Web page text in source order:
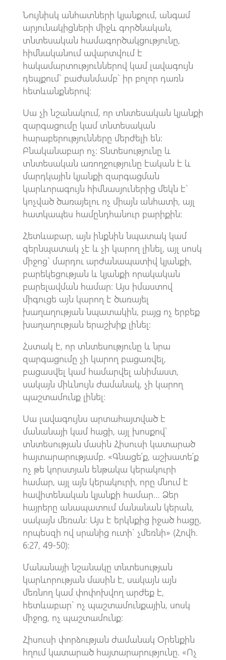
Նույնիսկ անհատների կյանքում, անգամ
արյունակիցների միջև գործնական,
տնտեսական համագործակցությունը,
հիմնականում ավարտվում է
հակամարտություններով կամ լավագույն
դեպքում` բաժանմամբ` իր բոլոր դառն
հետևանքներով:
Սա չի նշանակում, որ տնտեսական կյանքի
զարգացումը կամ տնտեսական
հարաբերությունները մերժելի են:
Բնականաբար ոչ: Տնտեսությունը և
տնտեսական առողջությունը էական է և
մարդկային կյանքի զարգացման
կարևորագույն հիմնասյուներից մեկն է`
կոչված ծառայելու ոչ միայն անհատի, այլ
հատկապես համընդհանուր բարիքին:
Հետևաբար, այն ինքնին նպատակ կամ
գերնպատակ չէ և չի կարող լինել, այլ սոսկ
միջոց` մարդու արժանապատիվ կյանքի,
բարեկեցության և կյանքի որակական
բարելավման համար: Այս իմաստով
միգուցե այն կարող է ծառայել
խաղաղության նպատակին, բայց ոչ երբեք
խաղաղության երաշխիք լինել:
Հստակ է, որ տնտեսությունը և նրա
զարգացումը չի կարող բացառվել,
բացասվել կամ համարվել անիմաստ,
սակայն միևնույն ժամանակ, չի կարող
պաշտամունք լինել:
Սա լավագույնս արտահայտված է
մանանայի կամ հացի, այլ խոսքով`
տնտեսության մասին Հիսուսի կատարած
հայտարարությամբ. «Գնացե՛ք, աշխատե՛ք
ոչ թե կորստյան ենթակա կերակուրի
համար, այլ այն կերակուրի, որը մնում է
հավիտենական կյանքի համար… Ձեր
հայրերը անապատում մանանան կերան,
սակայն մեռան: Այս է երկնքից իջած հացը,
որպեսզի ով սրանից ուտի` չմեռնի» (Հովհ.
6:27, 49-50):
Մանանայի նշանակը տնտեսության
կարևորության մասին է, սակայն այն
մեռնող կամ փոփոխվող արժեք է,
հետևաբար` ոչ պաշտամունքային, սոսկ
միջոց, ոչ պաշտամունք:
Հիսուսի փորձության ժամանակ Օրենքին
հղում կատարած հայտարարությունը. «Ոչ